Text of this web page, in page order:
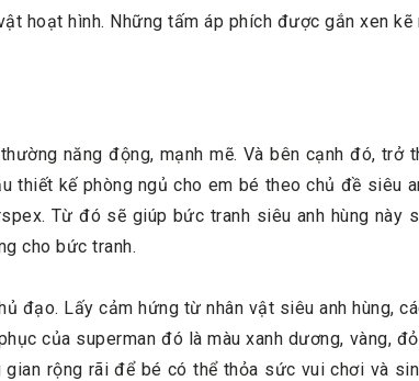
hoạt hình. Những tấm áp phích được gắn xen
năng động, mạnh mẽ. Và bên cạnh đó, trở
thiết kế phòng ngủ cho em bé theo chủ đề siêu
Từ đó sẽ giúp bức tranh siêu anh hùng này
cho bức tranh.
đạo. Lấy cảm hứng từ nhân vật siêu anh hùng,
của superman đó là màu xanh dương, vàng,
rộng rãi để bé có thể thỏa sức vui chơi và